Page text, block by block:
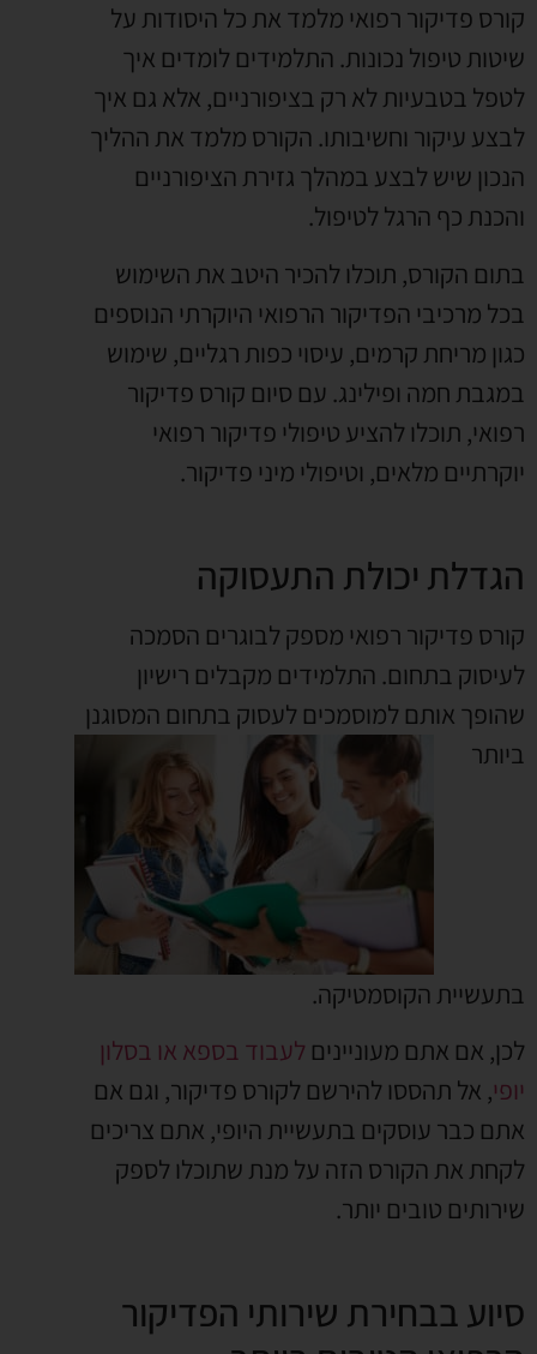
קורס פדיקור רפואי מלמד את כל היסודות על
שיטות טיפול נכונות. התלמידים לומדים איך
לטפל בטבעיות לא רק בציפורניים, אלא גם איך
לבצע עיקור וחשיבותו. הקורס מלמד את ההליך
הנכון שיש לבצע במהלך גזירת הציפורניים
והכנת כף הרגל לטיפול.
בתום הקורס, תוכלו להכיר היטב את השימוש
בכל מרכיבי הפדיקור הרפואי היוקרתי הנוספים
כגון מריחת קרמים, עיסוי כפות רגליים, שימוש
במגבת חמה ופילינג. עם סיום קורס פדיקור
רפואי, תוכלו להציע טיפולי פדיקור רפואי
יוקרתיים מלאים, וטיפולי מיני פדיקור.
הגדלת יכולת התעסוקה
קורס פדיקור רפואי מספק לבוגרים הסמכה
לעיסוק בתחום. התלמידים מקבלים רישיון
שהופך אותם למוסמכים לעסוק בתחום המסוגנן
ביותר
בתעשיית הקוסמטיקה.
לכן, אם אתם מעוניינים לעבוד בספא או בסלון
יופי, אל תהססו להירשם לקורס פדיקור, וגם אם
אתם כבר עוסקים בתעשיית היופי, אתם צריכים
לקחת את הקורס הזה על מנת שתוכלו לספק
שירותים טובים יותר.
סיוע בבחירת שירותי הפדיקור